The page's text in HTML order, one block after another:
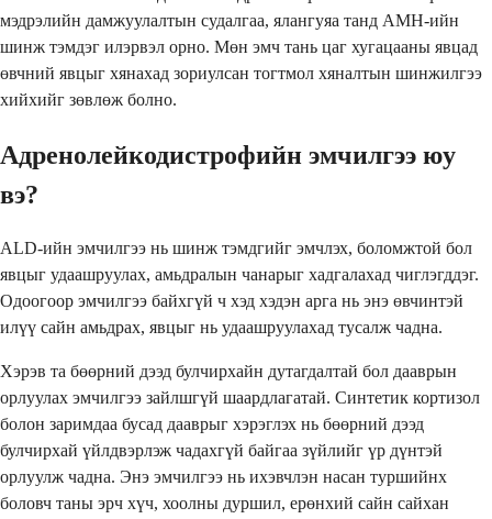
мэдрэлийн дамжуулалтын судалгаа, ялангуяа танд АМН-ийн
шинж тэмдэг илэрвэл орно. Мөн эмч тань цаг хугацааны явцад
өвчний явцыг хянахад зориулсан тогтмол хяналтын шинжилгээ
хийхийг зөвлөж болно.
Адренолейкодистрофийн эмчилгээ юу
вэ?
ALD-ийн эмчилгээ нь шинж тэмдгийг эмчлэх, боломжтой бол
явцыг удаашруулах, амьдралын чанарыг хадгалахад чиглэгддэг.
Одоогоор эмчилгээ байхгүй ч хэд хэдэн арга нь энэ өвчинтэй
илүү сайн амьдрах, явцыг нь удаашруулахад тусалж чадна.
Хэрэв та бөөрний дээд булчирхайн дутагдалтай бол дааврын
орлуулах эмчилгээ зайлшгүй шаардлагатай. Синтетик кортизол
болон заримдаа бусад дааврыг хэрэглэх нь бөөрний дээд
булчирхай үйлдвэрлэж чадахгүй байгаа зүйлийг үр дүнтэй
орлуулж чадна. Энэ эмчилгээ нь ихэвчлэн насан туршийнх
боловч таны эрч хүч, хоолны дуршил, ерөнхий сайн сайхан